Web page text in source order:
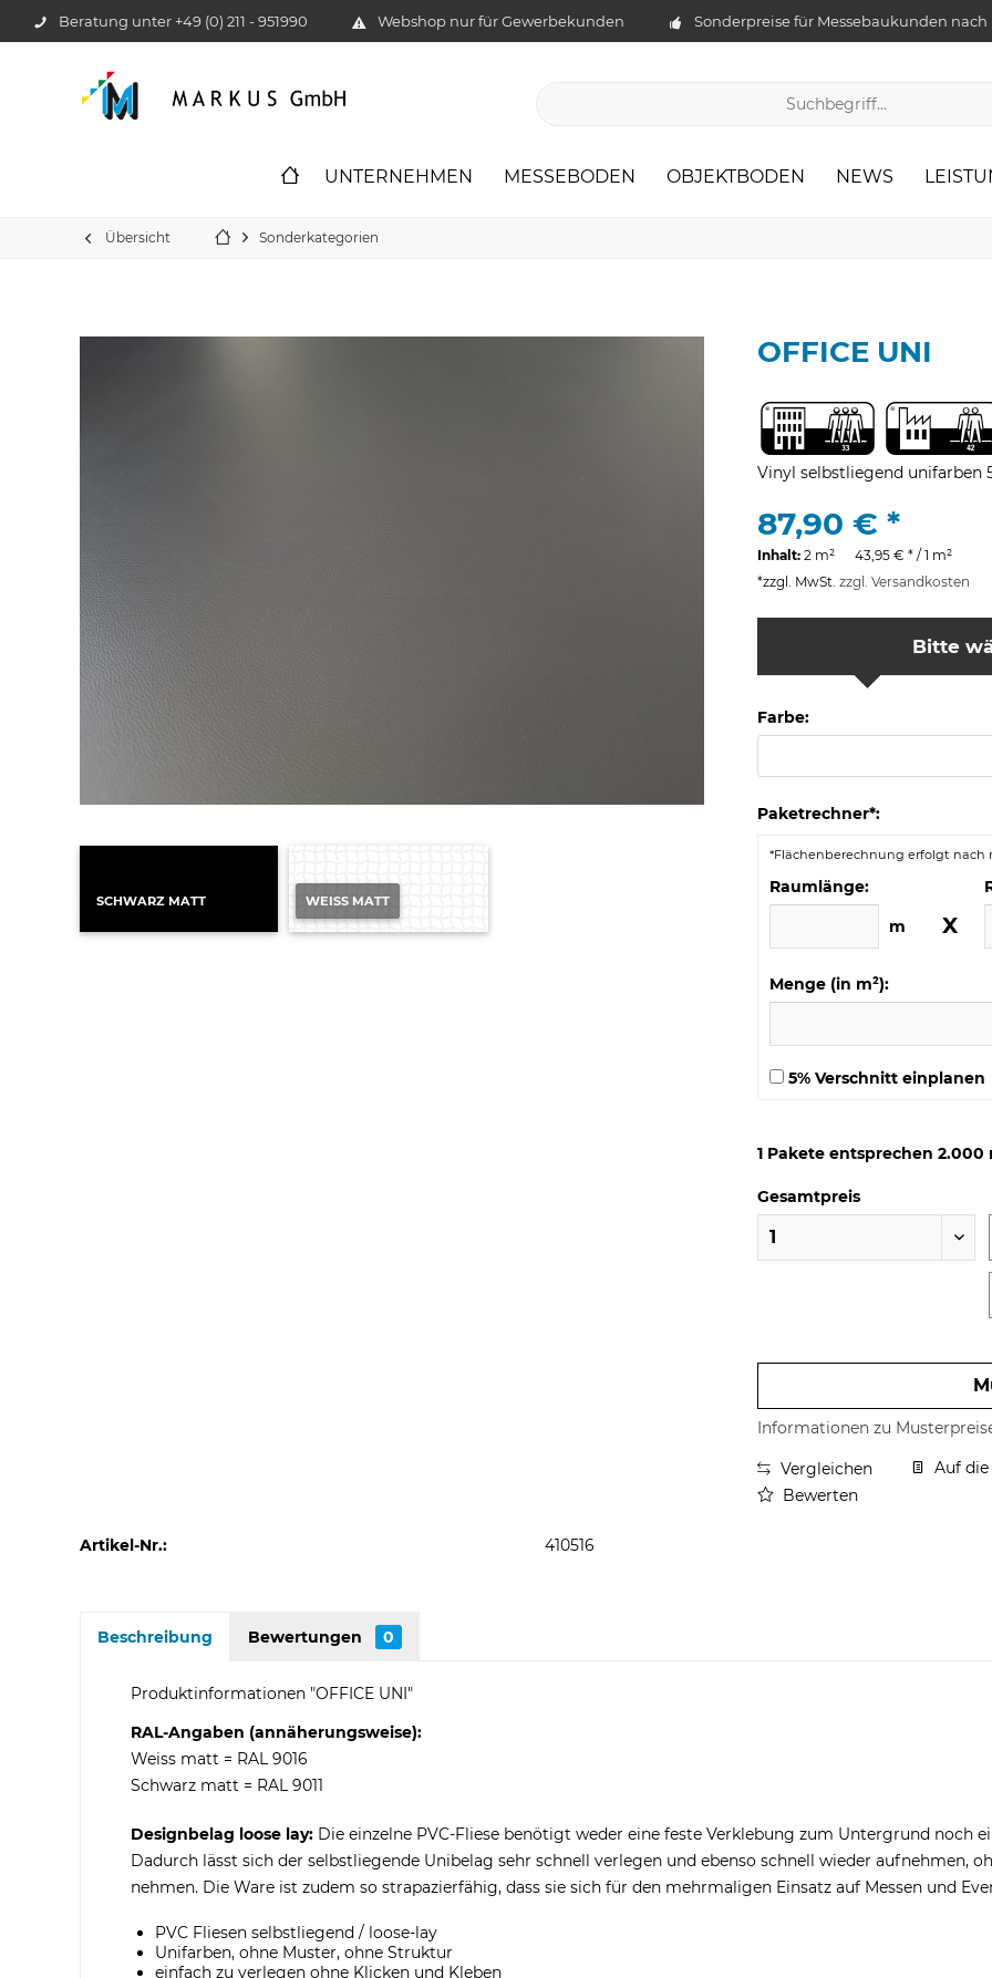
Beratung unter +49 (0) 211 - 951990 Webshop nur für Gewerbekunden Sonderpreise für Messebaukunden nach
UNTERNEHMEN MESSEBODEN OBJEKTBODEN NEWS
Übersicht Sonderkategorien
SCHWARZ MATT WEISS MATT
OFFICE UNI
Vinyl selbstliegend unifarben
87,90 € *
Inhalt: 2 m² 43,95 € * / 1 m²
*zzgl. MwSt. zzgl. Versandkosten
Bitte
Farbe:
Paketrechner*:
*Flächenberechnung erfolgt nach
Raumlänge:
m
X
Menge (in m²):
5% Verschnitt einplanen
1 Pakete entsprechen 2.000
Gesamtpreis
Informationen zu
Vergleichen Auf
Bewerten
Artikel-Nr.: 410516
Beschreibung Bewertungen 0
Produktinformationen "OFFICE UNI"
RAL-Angaben (annäherungsweise):
Weiss matt = RAL 9016
Schwarz matt = RAL 9011
Designbelag loose lay: Die einzelne PVC-Fliese benötigt weder eine feste Verklebung zum Untergrund noch
Dadurch lässt sich der selbstliegende Unibelag sehr schnell verlegen und ebenso schnell wieder aufnehmen,
nehmen. Die Ware ist zudem so strapazierfähig, dass sie sich für den mehrmaligen Einsatz auf Messen und
PVC Fliesen selbstliegend / loose-lay
Unifarben, ohne Muster, ohne Struktur
einfach zu verlegen ohne Klicken und Kleben